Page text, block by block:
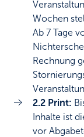
Wochen
Ab 7 Tage
Rechnung
2.2 Print:
Inhalte ist
vor